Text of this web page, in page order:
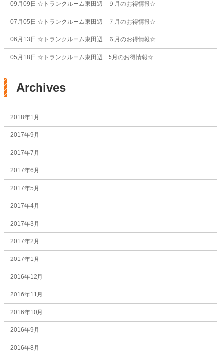
09月09日 ☆トランクルーム東田辺 ９月のお得情報☆
07月05日 ☆トランクルーム東田辺 ７月のお得情報☆
06月13日 ☆トランクルーム東田辺 ６月のお得情報☆
05月18日 ☆トランクルーム東田辺 5月のお得情報☆
Archives
2018年1月
2017年9月
2017年7月
2017年6月
2017年5月
2017年4月
2017年3月
2017年2月
2017年1月
2016年12月
2016年11月
2016年10月
2016年9月
2016年8月